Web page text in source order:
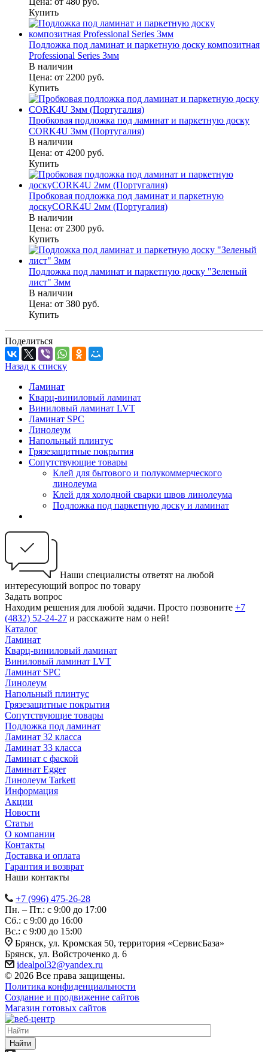
Купить
Подложка под ламинат и паркетную доску композитная
Professional Series 3мм
В наличии
Цена: от 2200 руб.
Купить
Пробковая подложка под ламинат и паркетную доску
CORK4U 3мм (Португалия)
В наличии
Цена: от 4200 руб.
Купить
Пробковая подложка под ламинат и паркетную
доскуCORK4U 2мм (Португалия)
В наличии
Цена: от 2300 руб.
Купить
Подложка под ламинат и паркетную доску "Зеленый
лист" 3мм
В наличии
Цена: от 380 руб.
Купить
Поделиться
Назад к списку
Ламинат
Кварц-виниловый ламинат
Виниловый ламинат LVT
Ламинат SPC
Линолеум
Напольный плинтус
Грязезащитные покрытия
Сопутствующие товары
Клей для бытового и полукоммерческого
линолеума
Клей для холодной сварки швов линолеума
Подложка под паркетную доску и ламинат
Наши специалисты ответят на любой
интересующий вопрос по товару
Задать вопрос
Находим решения для любой задачи. Просто позвоните +7
(4832) 52-24-27 и расскажите нам о ней!
Каталог
Ламинат
Кварц-виниловый ламинат
Виниловый ламинат LVT
Ламинат SPC
Линолеум
Напольный плинтус
Грязезащитные покрытия
Сопутствующие товары
Подложка под ламинат
Ламинат 32 класса
Ламинат 33 класса
Ламинат с фаской
Ламинат Egger
Линолеум Tarkett
Информация
Акции
Новости
Статьи
О компании
Контакты
Доставка и оплата
Гарантия и возврат
Наши контакты
+7 (996) 475-26-28
Пн. – Пт.: с 9:00 до 17:00
Сб.: с 9:00 до 16:00
Bc.: с 9:00 до 15:00
Брянск, ул. Кромская 50, территория «СервисБаза»
Брянск, ул. Войстроченко д. 6
idealpol32@yandex.ru
© 2026 Все права защищены.
Политика конфиденциальности
Создание и продвижение сайтов
Магазин готовых сайтов
Найти